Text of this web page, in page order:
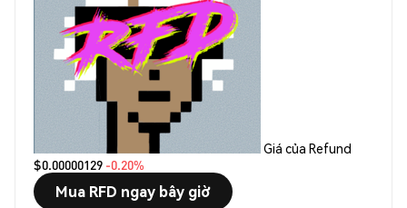
Giá của Refund
$0.00000129 -0.20%
Mua RFD ngay bây giờ